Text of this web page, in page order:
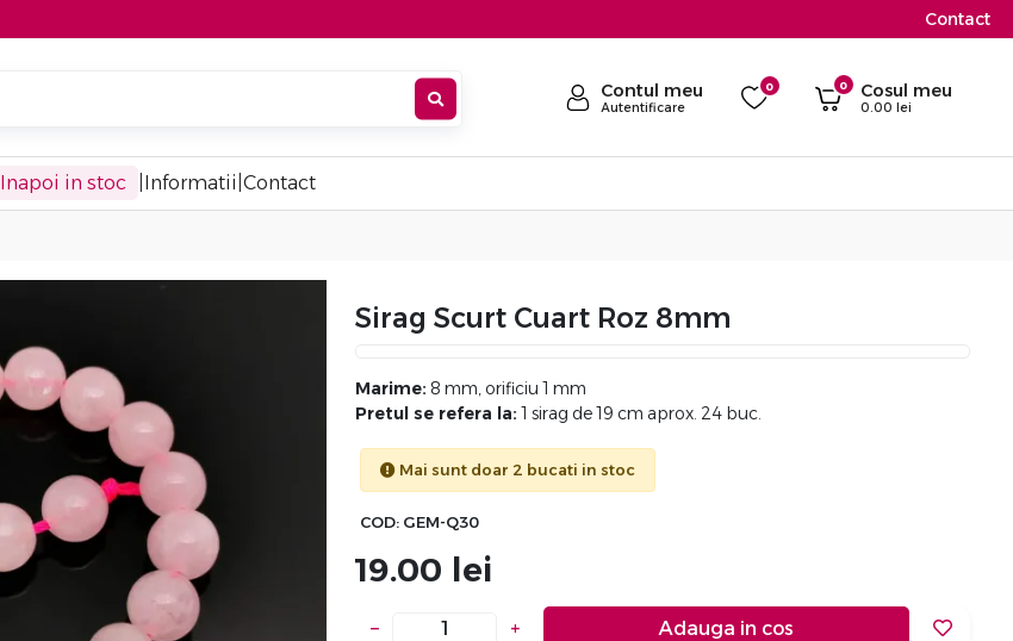
Contact
Contul meu
Autentificare
0 0 Cosul meu
0.00 lei
Inapoi in stoc Informatii Contact
Sirag Scurt Cuart Roz 8mm
Marime: 8 mm, orificiu 1 mm
Pretul se refera la: 1 sirag de 19 cm aprox. 24 buc.
Mai sunt doar 2 bucati in stoc
COD: GEM-Q30
19.00 lei
− + Adauga in cos